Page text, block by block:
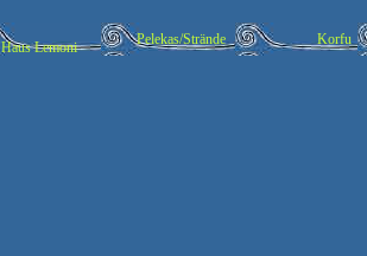
Haus Lemoni Pelekas/Strände Korfu